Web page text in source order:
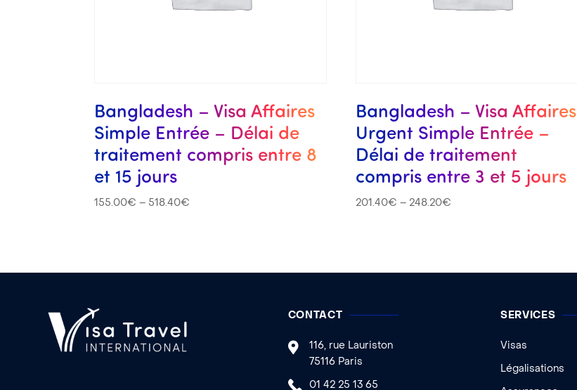
Bangladesh – Visa Affaires
Simple Entrée – Délai de
traitement compris entre 8
et 15 jours
155.00€ – 518.40€
Bangladesh – Visa Affaires
Urgent Simple Entrée –
Délai de traitement
compris entre 3 et 5 jours
201.40€ – 248.20€
CONTACT
116, rue Lauriston
75116 Paris
01 42 25 13 65
SERVICES
Visas
Légalisations